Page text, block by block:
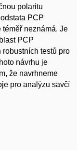
polaritu
PCP
neznámá. Je
PCP
testů pro
návrhu je
že navrhneme
pro analýzu savčí